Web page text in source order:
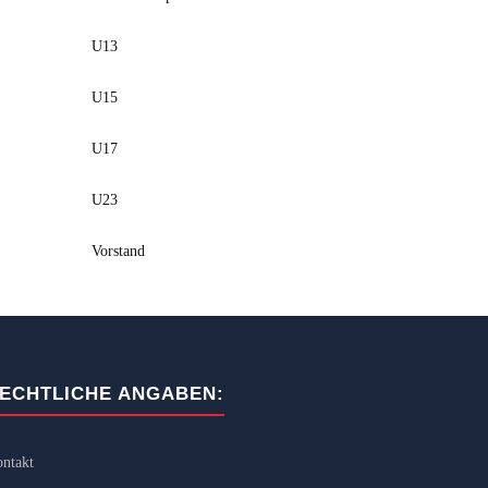
U13
U15
U17
U23
Vorstand
ANGABEN: